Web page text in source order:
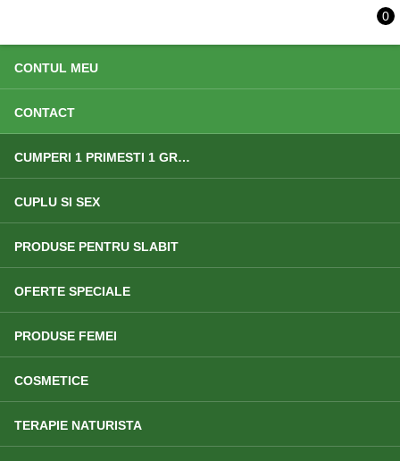
CONTUL MEU
CONTACT
CUMPERI 1 PRIMESTI 1 GRATIS
CUPLU SI SEX
PRODUSE PENTRU SLABIT
OFERTE SPECIALE
PRODUSE FEMEI
COSMETICE
TERAPIE NATURISTA
0